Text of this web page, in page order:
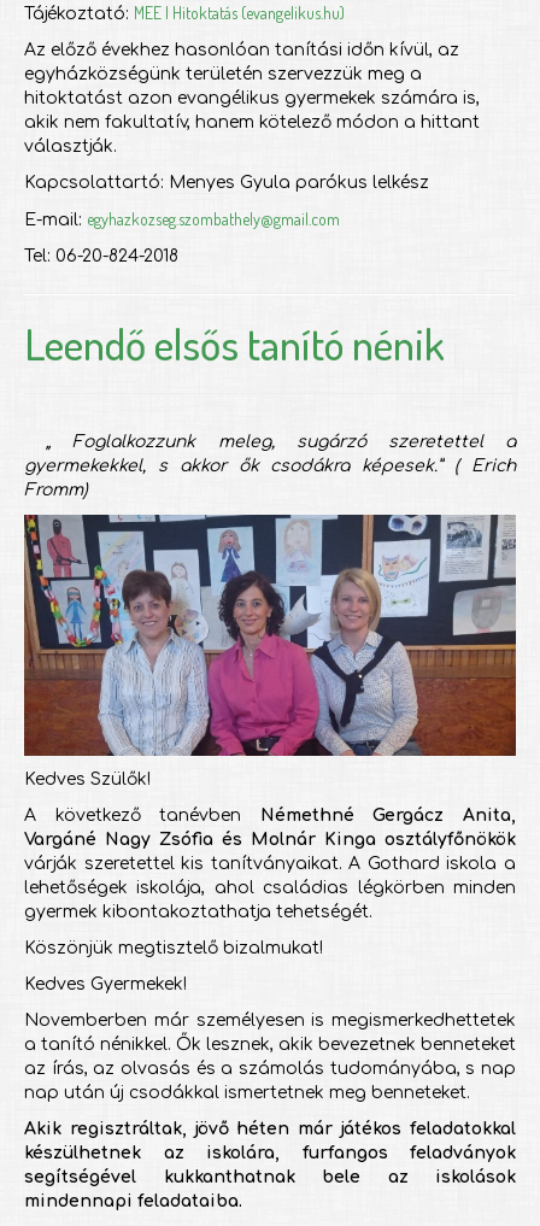
Tájékoztató: MEE | Hitoktatás (evangelikus.hu)
Az előző évekhez hasonlóan tanítási időn kívül, az
egyházközségünk területén szervezzük meg a
hitoktatást azon evangélikus gyermekek számára is,
akik nem fakultatív, hanem kötelező módon a hittant
választják.
Kapcsolattartó: Menyes Gyula parókus lelkész
E-mail: egyhazkozseg.szombathely@gmail.com
Tel: 06-20-824-2018
Leendő elsős tanító nénik
„ Foglalkozzunk meleg, sugárzó szeretettel a
gyermekekkel, s akkor ők csodákra képesek.” ( Erich
Fromm)
Kedves Szülők!
A következő tanévben Némethné Gergácz Anita,
Vargáné Nagy Zsófia és Molnár Kinga osztályfőnökök
várják szeretettel kis tanítványaikat. A Gothard iskola a
lehetőségek iskolája, ahol családias légkörben minden
gyermek kibontakoztathatja tehetségét.
Köszönjük megtisztelő bizalmukat!
Kedves Gyermekek!
Novemberben már személyesen is megismerkedhettetek
a tanító nénikkel. Ők lesznek, akik bevezetnek benneteket
az írás, az olvasás és a számolás tudományába, s nap
nap után új csodákkal ismertetnek meg benneteket.
Akik regisztráltak, jövő héten már játékos feladatokkal
készülhetnek az iskolára, furfangos feladványok
segítségével kukkanthatnak bele az iskolások
mindennapi feladataiba.